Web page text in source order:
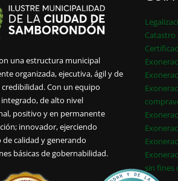
una estructura municipal
organizada, ejecutiva, ágil y de
Con un equipo
de alto nivel
positivo y en permanente
innovador, ejerciendo
de calidad y generando
básicas de gobernabilidad.
Catastro
sin fines